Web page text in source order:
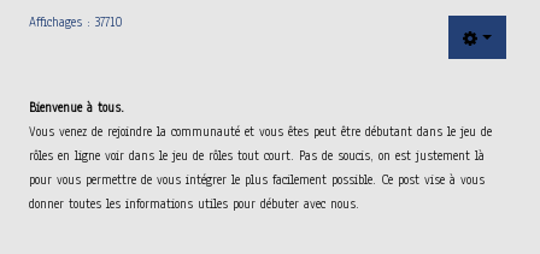
Affichages : 37710
Bienvenue à tous.
Vous venez de rejoindre la communauté et vous êtes peut être débutant dans le jeu de
rôles en ligne voir dans le jeu de rôles tout court. Pas de soucis, on est justement là
pour vous permettre de vous intégrer le plus facilement possible. Ce post vise à vous
donner toutes les informations utiles pour débuter avec nous.